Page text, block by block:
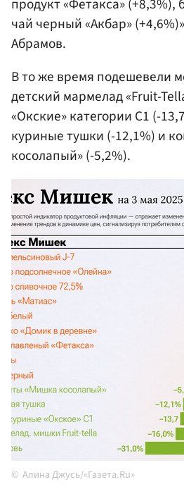
продукт «Фетакса» (+8,3%),
чай черный «Акбар»
Абрамов.
В то же время подешевели
детский мармелад «Fruit-
«Окские» категории С1 (-
куриные тушки (-12,1%) и
косолапый» (-5,2%).
Алина Джусь/«Газета.Ru»